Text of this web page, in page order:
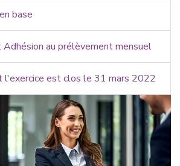
base
Adhésion au prélèvement mensuel
l'exercice est clos le 31 mars 2022